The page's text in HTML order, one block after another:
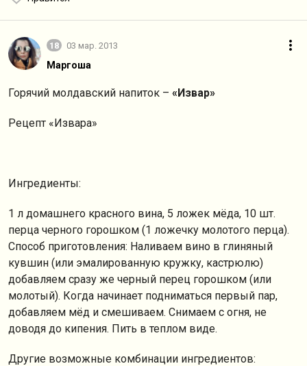
18 03 мар. 2013
Маргоша
Горячий молдавский напиток – «Извар»
Рецепт «Извара»
Ингредиенты:
1 л домашнего красного вина, 5 ложек мёда, 10 шт.
перца черного горошком (1 ложечку молотого перца).
Способ приготовления: Наливаем вино в глиняный
кувшин (или эмалированную кружку, кастрюлю)
добавляем сразу же черный перец горошком (или
молотый). Когда начинает подниматься первый пар,
добавляем мёд и смешиваем. Снимаем с огня, не
доводя до кипения. Пить в теплом виде.
Другие возможные комбинации ингредиентов: